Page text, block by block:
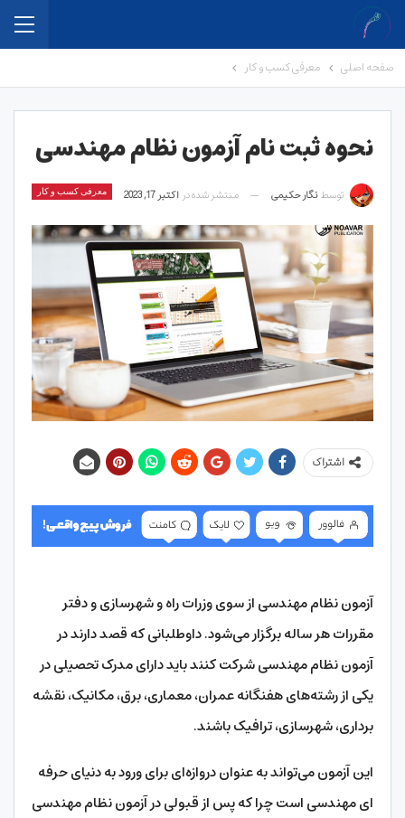
صفحه اصلی معرفی کسب و کار
نحوه ثبت نام آزمون نظام مهندسی
معرفی کسب و کار توسط نگار حکیمی منتشر شده در اکتبر 17, 2023
اشتراک
آزمون نظام مهندسی از سوی وزرات راه و شهرسازی و دفتر
مقررات هر ساله برگزار می‌شود. داوطلبانی که قصد دارند در
آزمون نظام مهندسی شرکت کنند باید دارای مدرک تحصیلی در
یکی از رشته‌های هفنگانه عمران، معماری، برق، مکانیک، نقشه
برداری، شهرسازی، ترافیک باشند.
این آزمون می‌تواند به عنوان دروازه‌ای برای ورود به دنیای حرفه
ای مهندسی است چرا که پس از قبولی در آزمون نظام مهندسی